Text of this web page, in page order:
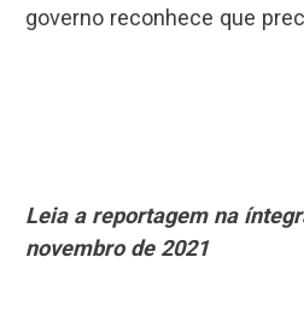
governo reconhece que
Leia a reportagem na
novembro de 2021